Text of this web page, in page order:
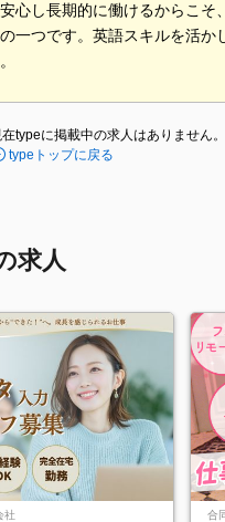
心し長期的に働けるからこ
一つです。英語スキルを活
typeに掲載中の求人はありません。
typeトップに戻る
求人
社 合